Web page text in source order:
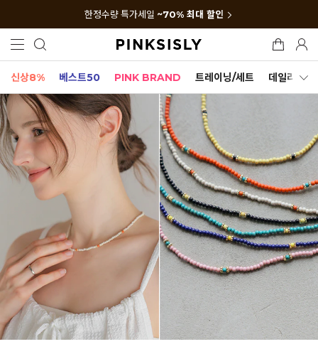
한정수량 특가세일 ~70% 최대 할인
신상8% 베스트50 PINK BRAND 트레이닝/세트 데일리세트